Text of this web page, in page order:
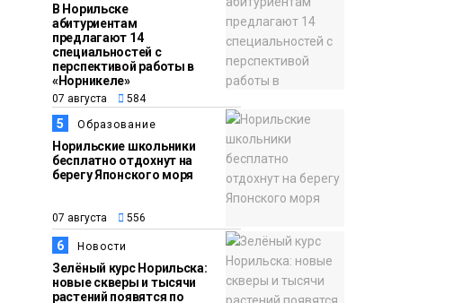
В Норильске
абитуриентам
предлагают 14
специальностей с
перспективой работы в
«Норникеле»
07 августа 584
5 Образование
Норильские школьники
бесплатно отдохнут на
берегу Японского моря
07 августа 556
6 Новости
Зелёный курс Норильска:
новые скверы и тысячи
растений появятся по